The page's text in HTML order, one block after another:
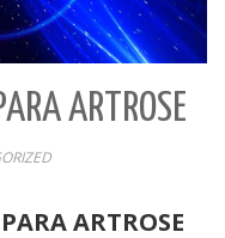
ARTROSE
ARTROSE